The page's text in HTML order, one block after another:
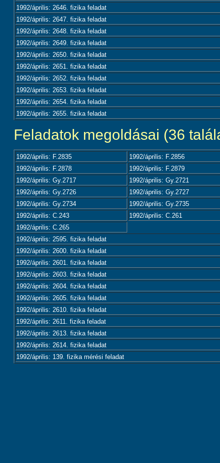
1992/április: 2646. fizika feladat
1992/április: 2647. fizika feladat
1992/április: 2648. fizika feladat
1992/április: 2649. fizika feladat
1992/április: 2650. fizika feladat
1992/április: 2651. fizika feladat
1992/április: 2652. fizika feladat
1992/április: 2653. fizika feladat
1992/április: 2654. fizika feladat
1992/április: 2655. fizika feladat
Feladatok megoldásai (36
1992/április: F.2835
1992/április: F.2856
1992/április: F.2878
1992/április: F.2879
1992/április: Gy.2717
1992/április: Gy.2721
1992/április: Gy.2726
1992/április: Gy.2727
1992/április: Gy.2734
1992/április: Gy.2735
1992/április: C.243
1992/április: C.261
1992/április: C.265
1992/április: 2595. fizika feladat
1992/április: 2600. fizika feladat
1992/április: 2601. fizika feladat
1992/április: 2603. fizika feladat
1992/április: 2604. fizika feladat
1992/április: 2605. fizika feladat
1992/április: 2610. fizika feladat
1992/április: 2611. fizika feladat
1992/április: 2613. fizika feladat
1992/április: 2614. fizika feladat
1992/április: 139. fizika mérési feladat